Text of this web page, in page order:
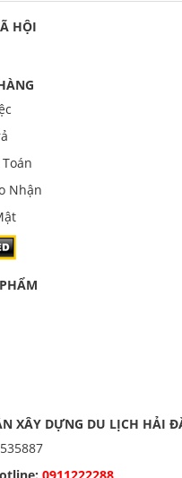
HỘI
Nhận
XÂY DỰNG DU LỊCH HẢI
0911222288